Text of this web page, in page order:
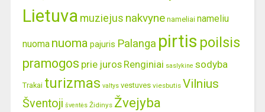
Lietuva muziejus nakvyne nameliai nameliu
nuoma nuoma pajuris Palanga pirtis poilsis
pramogos prie juros Renginiai saslykine sodyba
Trakai turizmas valtys vestuves viesbutis Vilnius
Šventoji šventės Židinys Žvejyba